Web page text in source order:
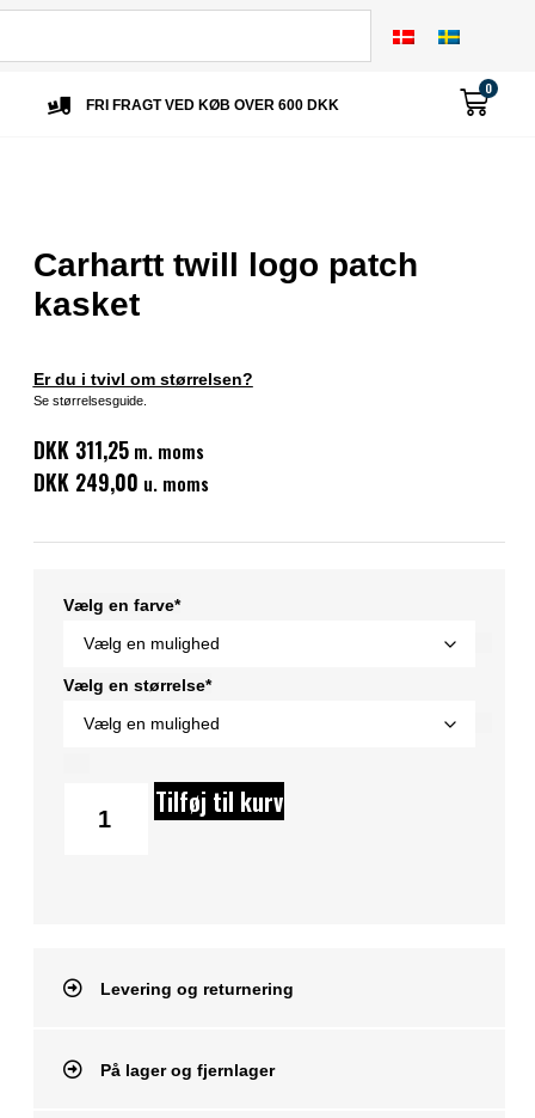
FRI FRAGT VED KØB OVER 600 DKK
0
Carhartt twill logo patch
kasket
Er du i tvivl om størrelsen?
Se størrelsesguide.
DKK 311,25m. moms
DKK 249,00 u. moms
Vælg en farve*
Vælg en størrelse*
Tilføj til kurv
Levering og returnering
På lager og fjernlager